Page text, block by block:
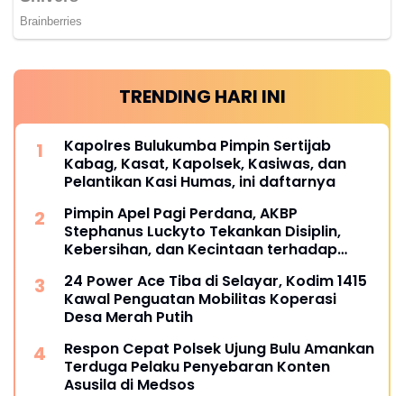
TRENDING HARI INI
Kapolres Bulukumba Pimpin Sertijab
Kabag, Kasat, Kapolsek, Kasiwas, dan
Pelantikan Kasi Humas, ini daftarnya
Pimpin Apel Pagi Perdana, AKBP
Stephanus Luckyto Tekankan Disiplin,
Kebersihan, dan Kecintaan terhadap
24 Power Ace Tiba di Selayar, Kodim 1415
Kawal Penguatan Mobilitas Koperasi
Desa Merah Putih
Respon Cepat Polsek Ujung Bulu Amankan
Terduga Pelaku Penyebaran Konten
Asusila di Medsos